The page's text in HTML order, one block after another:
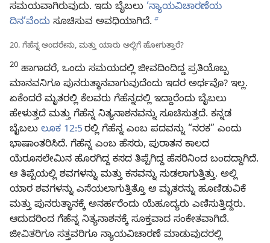
ಸಮಯವಾಗಿರುವುದು. ಇದು ಬೈಬಲು ‘ನ್ಯಾಯವಿಚಾರಣೆಯ
ದಿನ’ವೆಂದು ಸೂಚಿಸುವ ಅವಧಿಯಾಗಿದೆ. b
20. ಗೆಹೆನ್ನ ಅಂದರೇನು, ಮತ್ತು ಯಾರು ಅಲ್ಲಿಗೆ ಹೋಗುತ್ತಾರೆ?
20 ಹಾಗಾದರೆ, ಒಂದು ಸಮಯದಲ್ಲಿ ಜೀವದಿಂದಿದ್ದ ಪ್ರತಿಯೊಬ್ಬ
ಮಾನವನಿಗೂ ಪುನರುತ್ಥಾನವಾಗುವುದೆಂದು ಇದರ ಅರ್ಥವೊ? ಇಲ್ಲ.
ಏಕೆಂದರೆ ಮೃತರಲ್ಲಿ ಕೆಲವರು ಗೆಹೆನ್ನದಲ್ಲಿ ಇದ್ದಾರೆಂದು ಬೈಬಲು
ಹೇಳುತ್ತದೆ ಮತ್ತು ಗೆಹೆನ್ನ ನಿತ್ಯನಾಶನವನ್ನು ಸೂಚಿಸುತ್ತದೆ. ಕನ್ನಡ
ಬೈಬಲು ಲೂಕ 12:5ರಲ್ಲಿ ಗೆಹೆನ್ನ ಎಂಬ ಪದವನ್ನು “ನರಕ” ಎಂದು
ಭಾಷಾಂತರಿಸಿದೆ. ಗೆಹೆನ್ನ ಎಂಬ ಹೆಸರು, ಪುರಾತನ ಕಾಲದ
ಯೆರೂಸಲೇಮಿನ ಹೊರಗಿದ್ದ ಕಸದ ತಿಪ್ಪೆಗಿದ್ದ ಹೆಸರಿನಿಂದ ಬಂದದ್ದಾಗಿದೆ.
ಆ ತಿಪ್ಪೆಯಲ್ಲಿ ಶವಗಳನ್ನು ಮತ್ತು ಕಸವನ್ನು ಸುಡಲಾಗುತ್ತಿತ್ತು. ಅಲ್ಲಿ
ಯಾರ ಶವಗಳನ್ನು ಎಸೆಯಲಾಗುತ್ತಿತ್ತೊ ಆ ಮೃತರನ್ನು ಹೂಣಿಡುವಿಕೆ
ಮತ್ತು ಪುನರುತ್ಥಾನಕ್ಕೆ ಅನರ್ಹರೆಂದು ಯೆಹೂದ್ಯರು ಎಣಿಸುತ್ತಿದ್ದರು.
ಆದುದರಿಂದ ಗೆಹೆನ್ನ ನಿತ್ಯನಾಶನಕ್ಕೆ ಸೂಕ್ತವಾದ ಸಂಕೇತವಾಗಿದೆ.
ಜೀವಿತರಿಗೂ ಸತ್ತವರಿಗೂ ನ್ಯಾಯವಿಚಾರಣೆ ಮಾಡುವುದರಲ್ಲಿ